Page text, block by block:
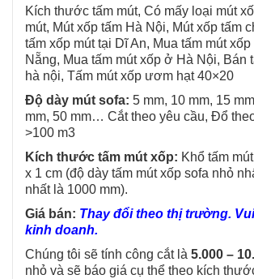
Kích thước tấm mút, Có mấy loại mút
mút, Mút xốp tấm Hà Nội, Mút xốp tấm
tấm xốp mút tại Dĩ An, Mua tấm mút
Nẵng, Mua tấm mút xốp ở Hà Nội, Bán
hà nội, Tấm mút xốp ươm hạt 40×20
Độ dày mút sofa: 5 mm, 10 mm, 15
mm, 50 mm… Cắt theo yêu cầu, Đổ
>100 m3
Kích thước tấm mút xốp: Khổ tấm
x 1 cm (độ dày tấm mút xốp sofa nhỏ
nhất là 1000 mm).
Giá bán: Thay đổi theo thị trường.
kinh doanh.
Chúng tôi sẽ tính công cắt là 5.000 –
nhỏ và sẽ báo giá cụ thể theo kích